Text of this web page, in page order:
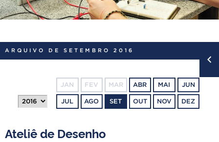
EDITAIS
INTERNACIONAL
PORTARIAS
ARQUIVO DE SETEMBRO 2016
JAN FEV MAR ABR MAI JUN
JUL AGO SET OUT NOV DEZ
Ateliê de Desenho